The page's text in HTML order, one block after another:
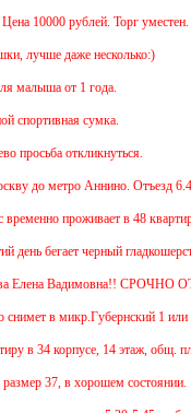
рублей. Торг уместен.
даже несколько:)
от 1 года.
сумка.
откликнуться.
метро Аннино. Отъезд 6.45 от
проживает в 48 квартире (9
бегает черный гладкошерстый
Вадимовна!! СРОЧНО
в микр.Губернский 1 или 2-х
корпусе, 14 этаж, общ. пл. 88
37, в хорошем состоянии.